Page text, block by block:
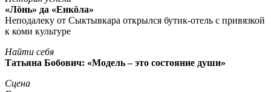
«Лöнь» да «Енкöла»
Неподалеку от Сыктывкара открылся бутик-отель с привязкой
к коми культуре
Найти себя
Татьяна Бобович: «Модель – это состояние души»
Сцена